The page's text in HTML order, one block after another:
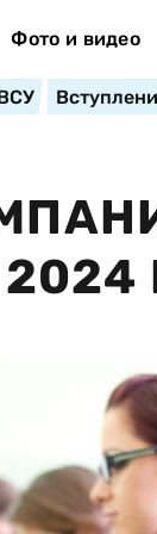
Фото и видео